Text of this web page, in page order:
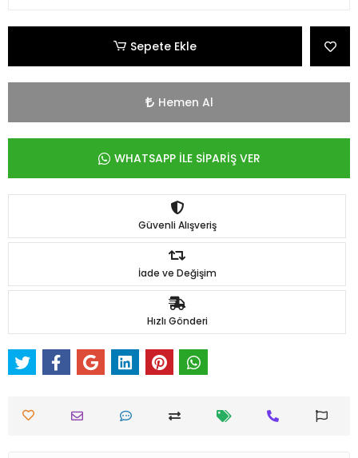
Sepete Ekle
Hemen Al
WHATSAPP İLE SİPARİŞ VER
Güvenli Alışveriş
İade ve Değişim
Hızlı Gönderi